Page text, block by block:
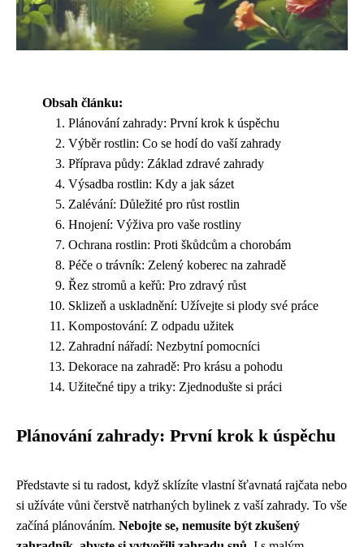
Obsah článku:
Plánování zahrady: První krok k úspěchu
Výběr rostlin: Co se hodí do vaší zahrady
Příprava půdy: Základ zdravé zahrady
Výsadba rostlin: Kdy a jak sázet
Zalévání: Důležité pro růst rostlin
Hnojení: Výživa pro vaše rostliny
Ochrana rostlin: Proti škůdcům a chorobám
Péče o trávník: Zelený koberec na zahradě
Řez stromů a keřů: Pro zdravý růst
Sklizeň a uskladnění: Užívejte si plody své práce
Kompostování: Z odpadu užitek
Zahradní nářadí: Nezbytní pomocníci
Dekorace na zahradě: Pro krásu a pohodu
Užitečné tipy a triky: Zjednodušte si práci
Plánování zahrady: První krok k úspěchu
Představte si tu radost, když sklízíte vlastní šťavnatá rajčata nebo
si užíváte vůni čerstvě natrhaných bylinek z vaší zahrady. To vše
začíná plánováním. Nebojte se, nemusíte být zkušený